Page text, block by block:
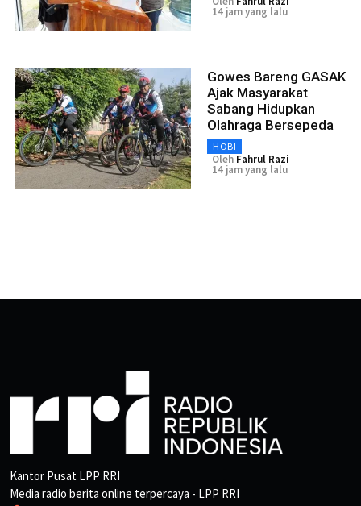
14 jam yang lalu
Gowes Bareng GASAK
Ajak Masyarakat
Sabang Hidupkan
Olahraga Bersepeda
HOBI
Oleh Fahrul Razi
14 jam yang lalu
Kantor Pusat LPP RRI
Media radio berita online terpercaya - LPP RRI